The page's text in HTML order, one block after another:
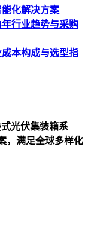
化解决方案
行业趋势与采购
本构成与选型指
光伏集装箱系
，满足全球多样化